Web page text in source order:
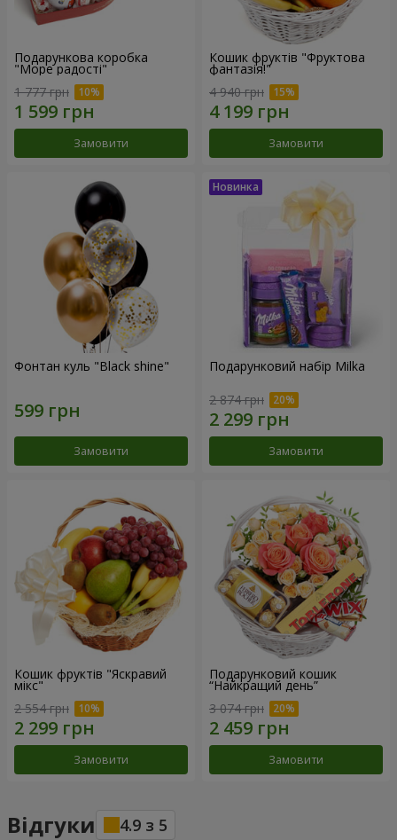
Подарункова коробка
"Море радості"
1 777 грн
Замовити
Кошик фруктів "Фруктова
фантазія!"
4 940 грн
Замовити
Фонтан куль "Black shine"
Замовити
Подарунковий набір Milka
2 874 грн
Замовити
Кошик фруктів "Яскравий
мікс"
2 554 грн
Замовити
Подарунковий кошик
“Найкращий день”
3 074 грн
Замовити
Відгуки 4.9 з 5